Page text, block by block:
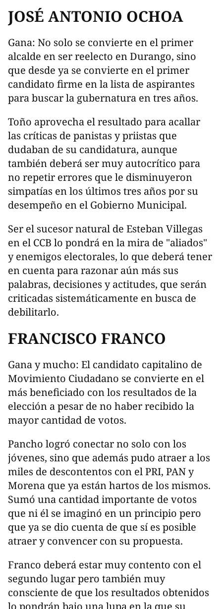
JOSÉ ANTONIO OCHOA
Gana: No solo se convierte en el primer
alcalde en ser reelecto en Durango, sino
que desde ya se convierte en el primer
candidato firme en la lista de aspirantes
para buscar la gubernatura en tres años.
Toño aprovecha el resultado para acallar
las críticas de panistas y priistas que
dudaban de su candidatura, aunque
también deberá ser muy autocrítico para
no repetir errores que le disminuyeron
simpatías en los últimos tres años por su
desempeño en el Gobierno Municipal.
Ser el sucesor natural de Esteban Villegas
en el CCB lo pondrá en la mira de "aliados"
y enemigos electorales, lo que deberá tener
en cuenta para razonar aún más sus
palabras, decisiones y actitudes, que serán
criticadas sistemáticamente en busca de
debilitarlo.
FRANCISCO FRANCO
Gana y mucho: El candidato capitalino de
Movimiento Ciudadano se convierte en el
más beneficiado con los resultados de la
elección a pesar de no haber recibido la
mayor cantidad de votos.
Pancho logró conectar no solo con los
jóvenes, sino que además pudo atraer a los
miles de descontentos con el PRI, PAN y
Morena que ya están hartos de los mismos.
Sumó una cantidad importante de votos
que ni él se imaginó en un principio pero
que ya se dio cuenta de que sí es posible
atraer y convencer con su propuesta.
Franco deberá estar muy contento con el
segundo lugar pero también muy
consciente de que los resultados obtenidos
lo pondrán bajo una lupa en la que su